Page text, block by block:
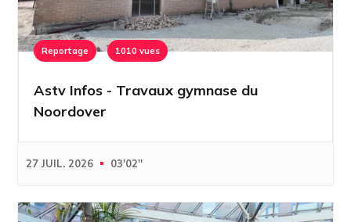
Reportage 1010 vues
Astv Infos - Travaux gymnase du
Noordover
27 JUIL. 2026 03'02''